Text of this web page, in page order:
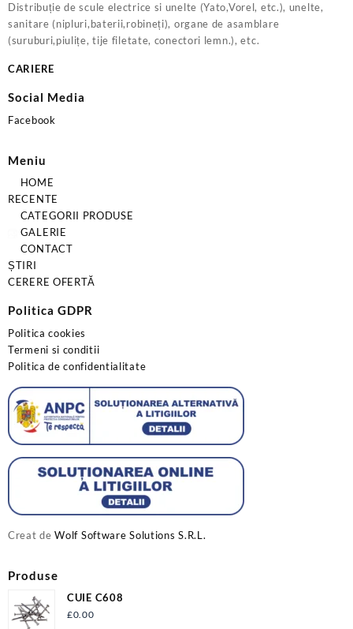
Distribuție de scule electrice si unelte (Yato,Vorel, etc.), unelte,
sanitare (nipluri,baterii,robineți), organe de asamblare
(suruburi,piulițe, tije filetate, conectori lemn.), etc.
CARIERE
Social Media
Facebook
Meniu
HOME
RECENTE
CATEGORII PRODUSE
GALERIE
CONTACT
ȘTIRI
CERERE OFERTĂ
Politica GDPR
Politica cookies
Termeni si conditii
Politica de confidentialitate
Creat deWolf Software Solutions S.R.L.
Produse
CUIE C608
£0.00